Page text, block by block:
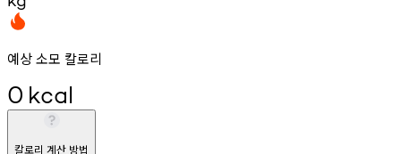
예상 소모 칼로리
0 kcal
칼로리 계산 방법